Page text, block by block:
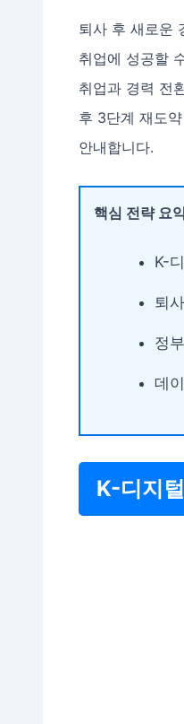
퇴사 후 새로운
취업에 성공할
취업과 경력 전
후 3단계 재도
안내합니다.
핵심 전략 요
K-
퇴
정
데
K-디지